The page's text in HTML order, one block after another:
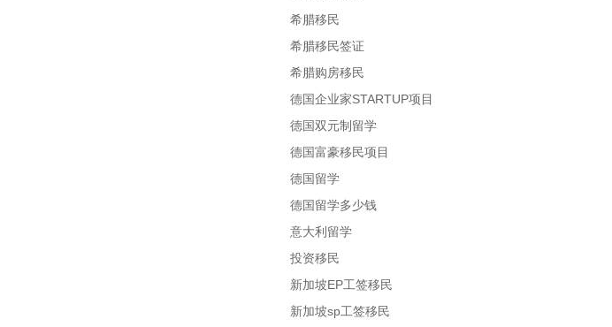
希腊移民
希腊移民签证
希腊购房移民
德国企业家STARTUP项目
德国双元制留学
德国富豪移民项目
德国留学
德国留学多少钱
意大利留学
投资移民
新加坡EP工签移民
新加坡sp工签移民